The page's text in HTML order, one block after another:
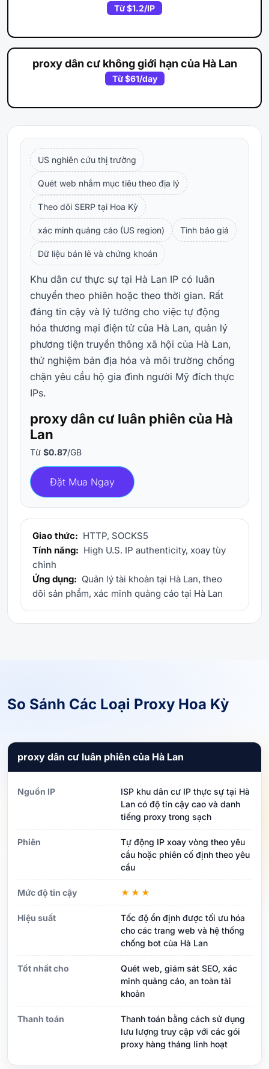
Từ$1.2/IP
proxy dân cư không giới hạn của Hà Lan
Từ$61/day
US nghiên cứu thị trường
Quét web nhắm mục tiêu theo địa lý
Theo dõi SERP tại Hoa Kỳ
xác minh quảng cáo (US region) Tình báo giá
Dữ liệu bán lẻ và chứng khoán
Khu dân cư thực sự tại Hà Lan IP có luân
chuyển theo phiên hoặc theo thời gian. Rất
đáng tin cậy và lý tưởng cho việc tự động
hóa thương mại điện tử của Hà Lan, quản lý
phương tiện truyền thông xã hội của Hà Lan,
thử nghiệm bản địa hóa và môi trường chống
chặn yêu cầu hộ gia đình người Mỹ đích thực
IPs.
proxy dân cư luân phiên của Hà
Lan
Từ $0.87/GB
Đặt Mua Ngay
Giao thức: HTTP, SOCKS5
Tính năng: High U.S. IP authenticity, xoay tùy
chỉnh
Ứng dụng: Quản lý tài khoản tại Hà Lan, theo
dõi sản phẩm, xác minh quảng cáo tại Hà Lan
So Sánh Các Loại Proxy Hoa Kỳ
proxy dân cư luân phiên của Hà Lan
Nguồn IP
ISP khu dân cư IP thực sự tại Hà
Lan có độ tin cậy cao và danh
tiếng proxy trong sạch
Phiên
Tự động IP xoay vòng theo yêu
cầu hoặc phiên cố định theo yêu
cầu
Mức độ tin cậy ★★★
Hiệu suất
Tốc độ ổn định được tối ưu hóa
cho các trang web và hệ thống
chống bot của Hà Lan
Tốt nhất cho
Quét web, giám sát SEO, xác
minh quảng cáo, an toàn tài
khoản
Thanh toán
Thanh toán bằng cách sử dụng
lưu lượng truy cập với các gói
proxy hàng tháng linh hoạt